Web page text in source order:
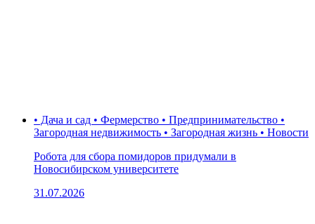
• Дача и сад • Фермерство • Предпринимательство •
Загородная недвижимость • Загородная жизнь • Новости
Робота для сбора помидоров придумали в
Новосибирском университете
31.07.2026